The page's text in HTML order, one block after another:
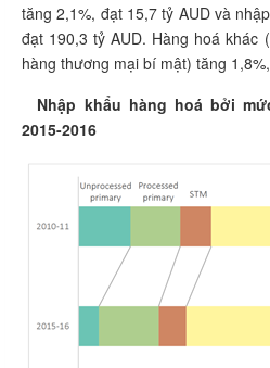
tăng 2,1%, đạt 15,7 tỷ AUD và
đạt 190,3 tỷ AUD. Hàng hoá khác
hàng thương mại bí mật) tăng
Nhập khẩu hàng hoá bởi
2015-2016